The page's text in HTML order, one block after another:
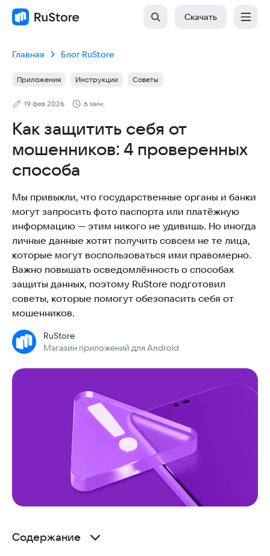
Скачать
Главная Блог RuStore
Приложения Инструкции Советы
19 фев 2026 6 мин.
Как защитить себя от
мошенников: 4 проверенных
способа
Мы привыкли, что государственные органы и банки
могут запросить фото паспорта или платёжную
информацию — этим никого не удивишь. Но иногда
личные данные хотят получить совсем не те лица,
которые могут воспользоваться ими правомерно.
Важно повышать осведомлённость о способах
защиты данных, поэтому RuStore подготовил
советы, которые помогут обезопасить себя от
мошенников.
RuStore
Магазин приложений для Android
Содержание